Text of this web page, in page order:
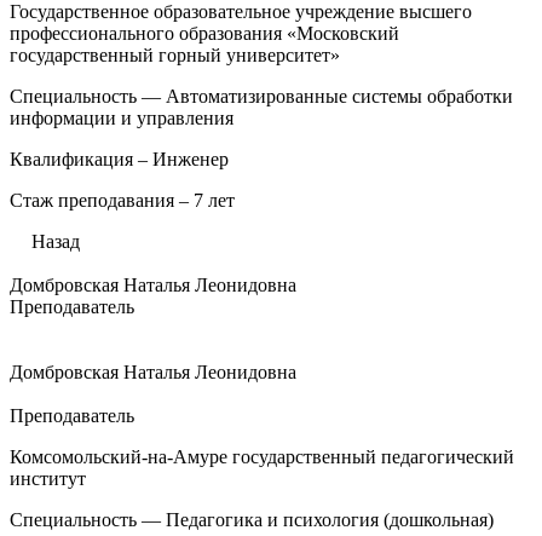
Государственное образовательное учреждение высшего
профессионального образования «Московский
государственный горный университет»
Специальность — Автоматизированные системы обработки
информации и управления
Квалификация – Инженер
Стаж преподавания – 7 лет
Назад
Домбровская Наталья Леонидовна
Преподаватель
Домбровская Наталья Леонидовна
Преподаватель
Комсомольский-на-Амуре государственный педагогический
институт
Специальность — Педагогика и психология (дошкольная)